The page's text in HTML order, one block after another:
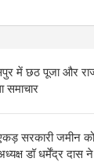
ar
eमें छठ पूजा और
समाचार
सरकारी जमीन
डॉ धर्मेंद्र दास